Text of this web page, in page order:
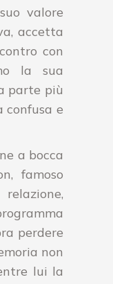
valore
accetta
con
la sua
parte più
confusa e
a bocca
famoso
perdere
non
lui la